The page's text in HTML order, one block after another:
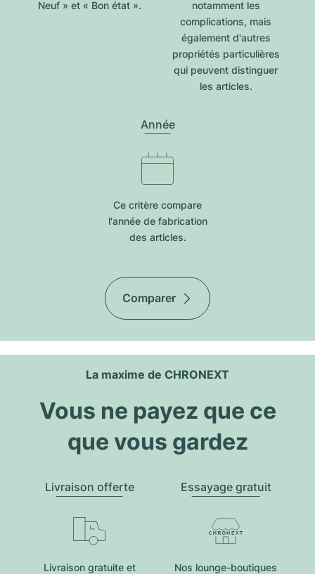
Neuf » et « Bon état ».
notamment les
complications, mais
également d'autres
propriétés particulières
qui peuvent distinguer
les articles.
Année
Ce critère compare
l'année de fabrication
des articles.
Comparer
La maxime de CHRONEXT
Vous ne payez que ce
que vous gardez
Livraison offerte
Livraison gratuite et
Essayage gratuit
Nos lounge-boutiques